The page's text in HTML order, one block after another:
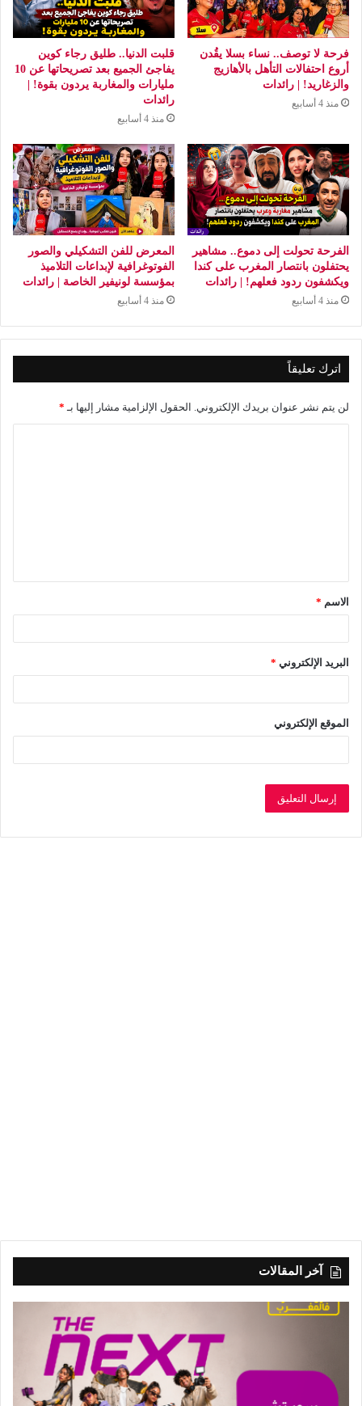
فرحة لا توصف.. نساء بسلا يقُدن
أروع احتفالات التأهل بالأهازيج
والزغاريد! | رائدات
منذ 4 أسابيع
قلبت الدنيا.. طليق رجاء كوين
يفاجئ الجميع بعد تصريحاتها عن 10
مليارات والمغاربة يردون بقوة! |
رائدات
منذ 4 أسابيع
الفرحة تحولت إلى دموع.. مشاهير
يحتفلون بانتصار المغرب على كندا
ويكشفون ردود فعلهم! | رائدات
منذ 4 أسابيع
المعرض للفن التشكيلي والصور
الفوتوغرافية لإبداعات التلاميذ
بمؤسسة لونيفير الخاصة | رائدات
منذ 4 أسابيع
اترك تعليقاً
لن يتم نشر عنوان بريدك الإلكتروني. الحقول الإلزامية مشار إليها بـ *
ق
*الاسم *
البريد الإلكتروني *
الموقع الإلكتروني
آخر المقالات